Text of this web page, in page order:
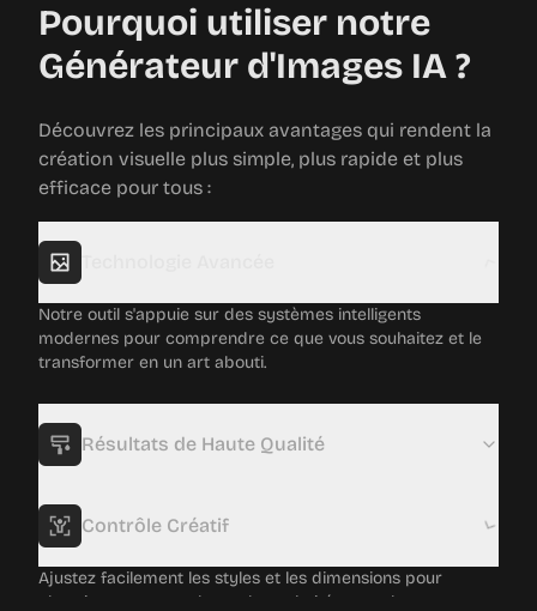
Pourquoi utiliser notre
Générateur d'Images IA ?
Découvrez les principaux avantages qui rendent la
création visuelle plus simple, plus rapide et plus
efficace pour tous :
Notre outil s'appuie sur des systèmes intelligents
modernes pour comprendre ce que vous souhaitez et le
transformer en un art abouti.